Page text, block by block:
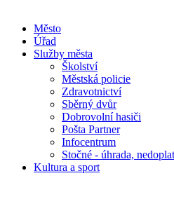
Město
Úřad
Služby města
Školství
Městská policie
Zdravotnictví
Sběrný dvůr
Dobrovolní hasiči
Pošta Partner
Infocentrum
Stočné - úhrada,
Kultura a sport